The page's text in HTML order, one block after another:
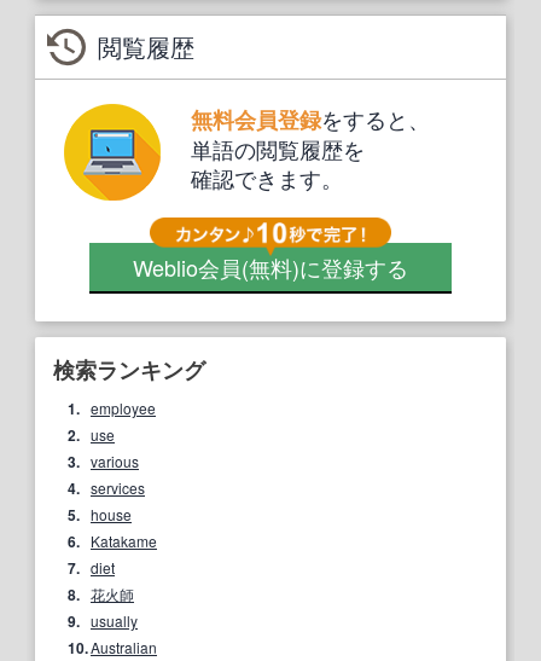
閲覧履歴
無料会員登録をすると、
単語の閲覧履歴を
確認できます。
Weblio会員(無料)に登録する
検索ランキング
1. employee
2. use
3. various
4. services
5. house
6. Katakame
7. diet
8. 花火師
9. usually
10.Australian